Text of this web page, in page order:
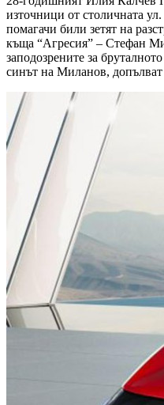
източници от столичната
помагачи били зетят на
къща “Агресия” – Стефан
заподозрените за
синът на Миланов,